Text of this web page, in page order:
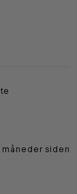
måneder siden